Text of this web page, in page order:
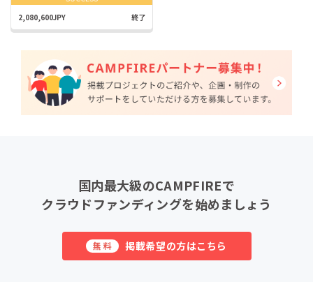
2,080,600JPY 終了
国内最大級のCAMPFIREで
クラウドファンディングを始めましょう
無料 掲載希望の方はこちら